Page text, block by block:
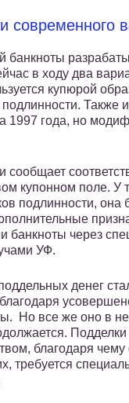
современного
банкноты
в ходу два
купюрой
Также
1997 года, но
сообщает
купонном поле. У
подлинности,
банкноты через
УФ.
денег
Но все же оно в
Подделки
благодаря чему
требуется